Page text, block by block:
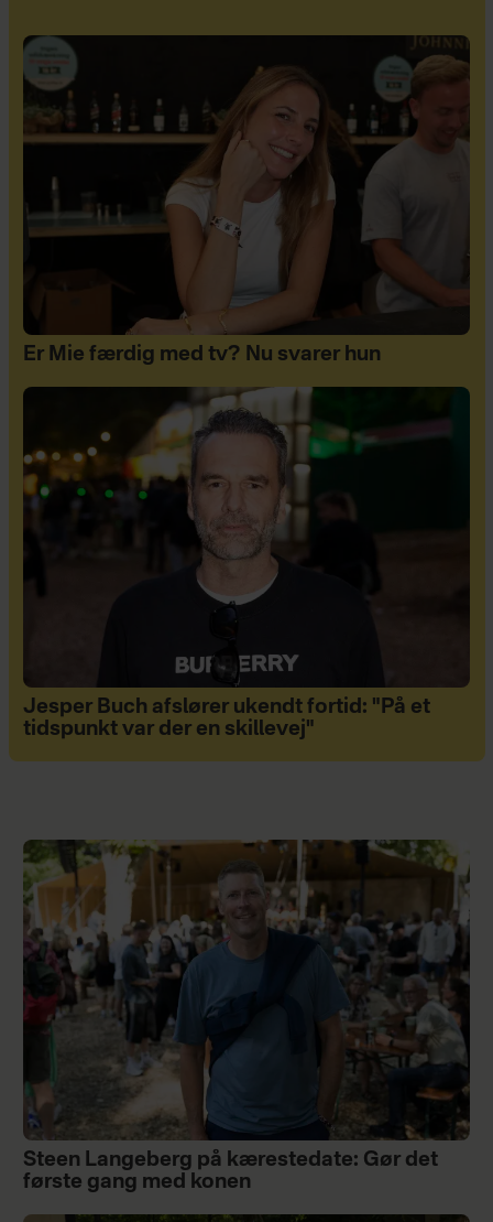
Er Mie færdig med tv? Nu svarer hun
Jesper Buch afslører ukendt fortid: "På et
tidspunkt var der en skillevej"
Steen Langeberg på kærestedate: Gør det
første gang med konen